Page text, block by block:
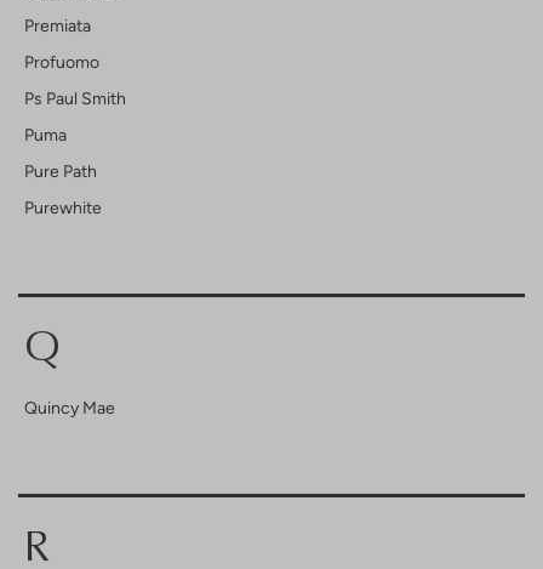
Premiata
Profuomo
Ps Paul Smith
Puma
Pure Path
Purewhite
Q
Quincy Mae
R